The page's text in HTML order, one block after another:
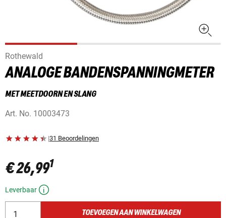
Rothewald
ANALOGE BANDENSPANNINGMETER
MET MEETDOORN EN SLANG
Art. No. 10003473
|31 Beoordelingen
€ 26,991
Leverbaar
TOEVOEGEN AAN WINKELWAGEN